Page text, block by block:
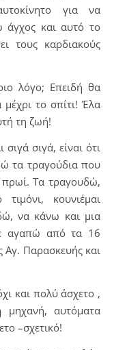
για να
άγχος και αυτό το
τους καρδιακούς
λόγο; Επειδή θα
το σπίτι! Έλα
τη ζωή!
σιγά, είναι ότι
τα τραγούδια που
Τα τραγουδώ,
κουνιέμαι
να κάνω και μια
αγαπώ από τα 16
Αγ. Παρασκευής και
και πολύ άσχετο ,
αυτόματα
–σχετικό!